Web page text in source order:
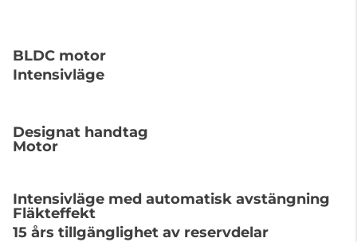
BLDC motor
Intensivläge
Designat handtag
Motor
Intensivläge med automatisk avstängning
Fläkteffekt
15 års tillgänglighet av reservdelar